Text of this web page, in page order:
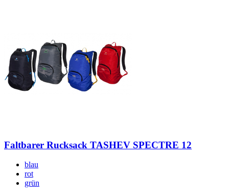
Faltbarer Rucksack TASHEV SPECTRE 12
blau
rot
grün